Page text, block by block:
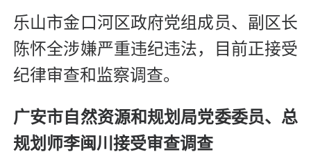
乐山市金口河区政府党组成员、副区长
陈怀全涉嫌严重违纪违法，目前正接受
纪律审查和监察调查。
广安市自然资源和规划局党委委员、总
规划师李闽川接受审查调查